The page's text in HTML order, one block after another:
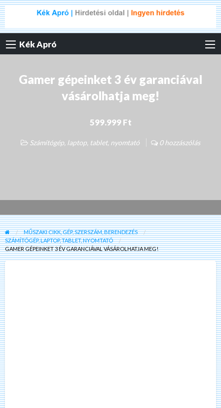
Kék Apró
Gamer gépeinket 3 év garanciával
vásárolhatja meg!
599.999 Ft
Számítógép, laptop, tablet, nyomtató 0 hozzászólás
MŰSZAKI CIKK, GÉP, SZERSZÁM, BERENDEZÉS
SZÁMÍTÓGÉP, LAPTOP, TABLET, NYOMTATÓ
GAMER GÉPEINKET 3 ÉV GARANCIÁVAL VÁSÁROLHATJA MEG!